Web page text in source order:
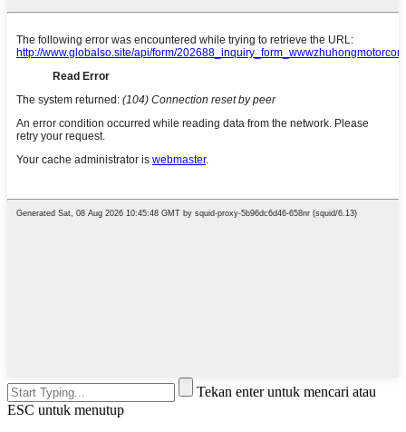
Tekan enter untuk mencari atau
ESC untuk menutup